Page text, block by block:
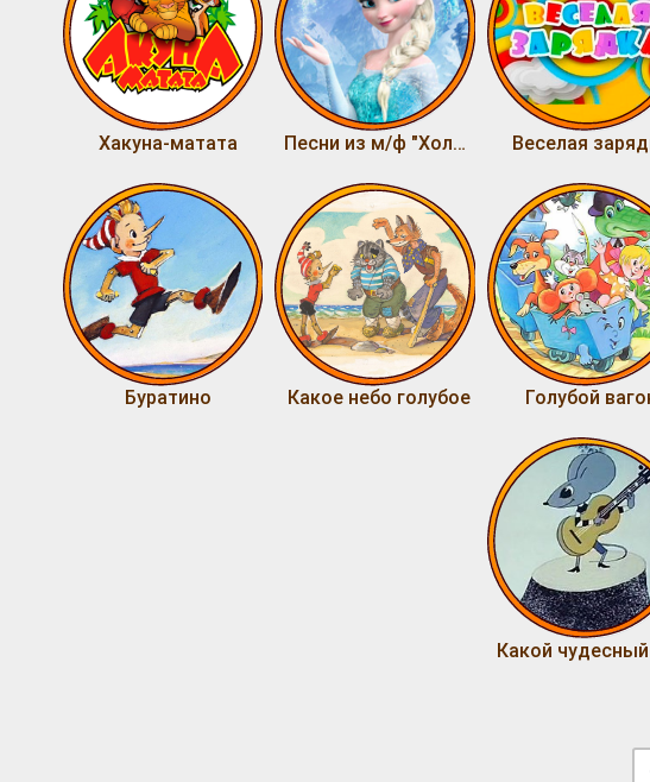
Хакуна-матата Песни из м/ф "Холодное сердце" Веселая
Буратино Какое небо голубое Голубой